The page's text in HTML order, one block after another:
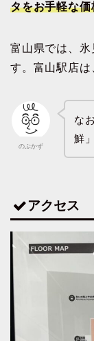
タをお手軽な
富山県では、氷
す。富山駅店は
のぶかず
な
鮮
アクセス